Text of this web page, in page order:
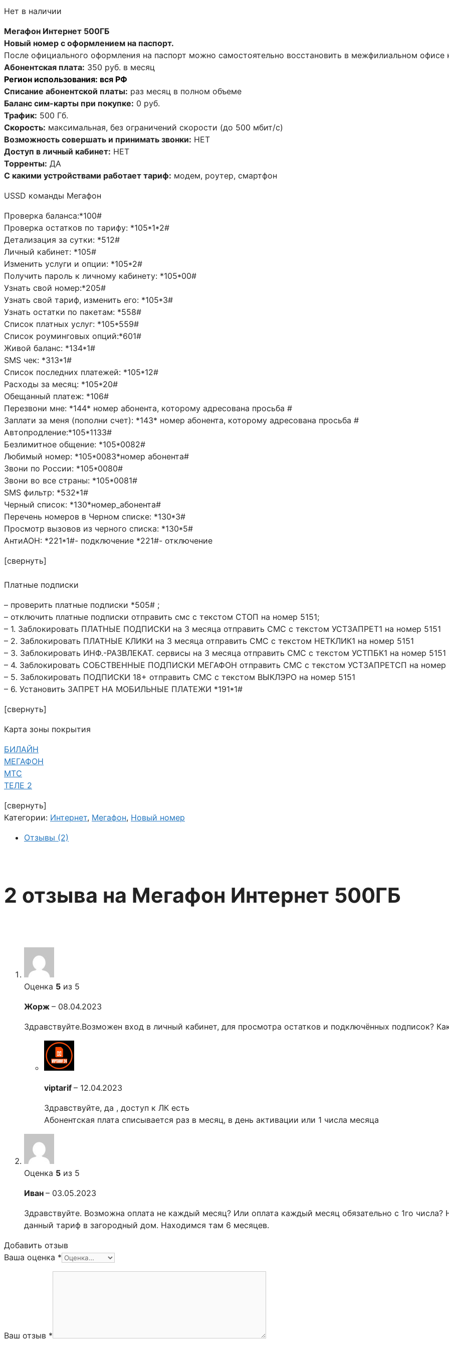
Нет в наличии
Мегафон Интернет 500ГБ
Новый номер с оформлением на паспорт.
После официального оформления на паспорт можно самостоятельно восстановить в межфилиальном офисе
Абонентская плата: 350 руб. в месяц
Регион использования: вся РФ
Списание абонентской платы: раз месяц в полном объеме
Баланс сим-карты при покупке: 0 руб.
Трафик: 500 Гб.
Скорость: максимальная, без ограничений скорости (до 500 мбит/с)
Возможность совершать и принимать звонки: НЕТ
Доступ в личный кабинет: НЕТ
Торренты: ДА
С какими устройствами работает тариф: модем, роутер, смартфон
USSD команды Мегафон
Проверка баланса:*100#
Проверка остатков по тарифу: *105*1*2#
Детализация за сутки: *512#
Личный кабинет: *105#
Изменить услуги и опции: *105*2#
Получить пароль к личному кабинету: *105*00#
Узнать свой номер:*205#
Узнать свой тариф, изменить его: *105*3#
Узнать остатки по пакетам: *558#
Список платных услуг: *105*559#
Список роуминговых опций:*601#
Живой баланс: *134*1#
SMS чек: *313*1#
Список последних платежей: *105*12#
Расходы за месяц: *105*20#
Обещанный платеж: *106#
Перезвони мне: *144* номер абонента, которому адресована просьба #
Заплати за меня (пополни счет): *143* номер абонента, которому адресована просьба #
Автопродление:*105*1133#
Безлимитное общение: *105*0082#
Любимый номер: *105*0083*номер абонента#
Звони по России: *105*0080#
Звони во все страны: *105*0081#
SMS фильтр: *532*1#
Черный список: *130*номер_абонента#
Перечень номеров в Черном списке: *130*3#
Просмотр вызовов из черного списка: *130*5#
АнтиАОН: *221*1#- подключение *221#- отключение
[свернуть]
Платные подписки
– проверить платные подписки *505# ;
– отключить платные подписки отправить смс с текстом СТОП на номер 5151;
– 1. Заблокировать ПЛАТНЫЕ ПОДПИСКИ на 3 месяца отправить СМС с текстом УСТЗАПРЕТ1 на номер 5151
– 2. Заблокировать ПЛАТНЫЕ КЛИКИ на 3 месяца отправить СМС с текстом НЕТКЛИК1 на номер 5151
– 3. Заблокировать ИНФ.-РАЗВЛЕКАТ. сервисы на 3 месяца отправить СМС с текстом УСТПБК1 на номер 5151
– 4. Заблокировать СОБСТВЕННЫЕ ПОДПИСКИ МЕГАФОН отправить СМС с текстом УСТЗАПРЕТСП на номер
– 5. Заблокировать ПОДПИСКИ 18+ отправить СМС с текстом ВЫКЛЭРО на номер 5151
– 6. Установить ЗАПРЕТ НА МОБИЛЬНЫЕ ПЛАТЕЖИ *191*1#
[свернуть]
Карта зоны покрытия
БИЛАЙН
МЕГАФОН
МТС
ТЕЛЕ 2
[свернуть]
Категории: Интернет, Мегафон, Новый номер
Отзывы (2)
2 отзыва на Мегафон Интернет 500ГБ
Оценка 5 из 5
Жорж – 08.04.2023
Здравствуйте.Возможен вход в личный кабинет, для просмотра остатков и подключённых подписок?
viptarif – 12.04.2023
Здравствуйте, да , доступ к ЛК есть
Абонентская плата списывается раз в месяц, в день активации или 1 числа месяца
Оценка 5 из 5
Иван – 03.05.2023
Здравствуйте. Возможна оплата не каждый месяц? Или оплата каждый месяц обязательно с 1го
данный тариф в загородный дом. Находимся там 6 месяцев.
Добавить отзыв
Ваша оценка *
Ваш отзыв *